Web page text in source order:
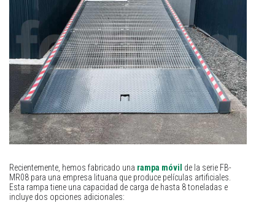
Recientemente, hemos fabricado una rampa móvil de la serie FB-
MR08 para una empresa lituana que produce películas artificiales.
Esta rampa tiene una capacidad de carga de hasta 8 toneladas e
incluye dos opciones adicionales: